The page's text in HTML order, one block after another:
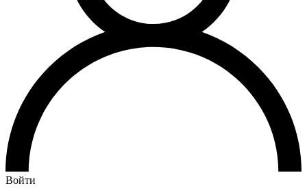
Войти